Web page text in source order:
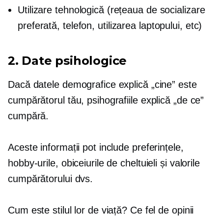
Utilizare tehnologică (rețeaua de socializare
preferată, telefon, utilizarea laptopului, etc)
2. Date psihologice
Dacă datele demografice explică „cine” este
cumpărătorul tău, psihografiile explică „de ce”
cumpără.
Aceste informații pot include preferințele,
hobby-urile, obiceiurile de cheltuieli și valorile
cumpărătorului dvs.
Cum este stilul lor de viață? Ce fel de opinii